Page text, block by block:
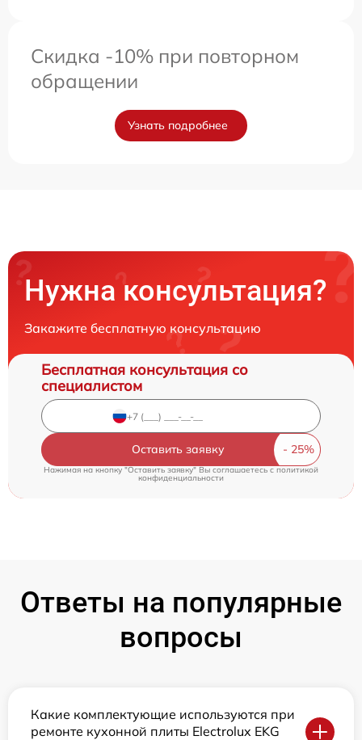
Скидка -10% при повторном
обращении
Узнать подробнее
Нужна консультация?
Закажите бесплатную консультацию
Бесплатная консультация со
специалистом
Оставить заявку
Нажимая на кнопку "Оставить заявку" Вы соглашаетесь cполитикой
конфиденциальности
Ответы на популярные
вопросы
Какие комплектующие используются при
ремонте кухонной плиты Electrolux EKG